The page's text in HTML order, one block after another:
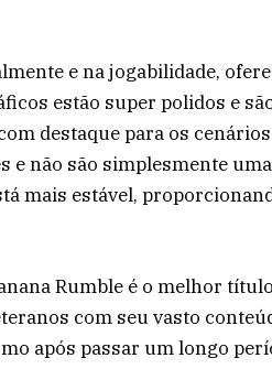
e na jogabilidade,
estão super polidos e
destaque para os
e não são simplesmente
mais estável,
Rumble é o melhor
com seu vasto
após passar um longo